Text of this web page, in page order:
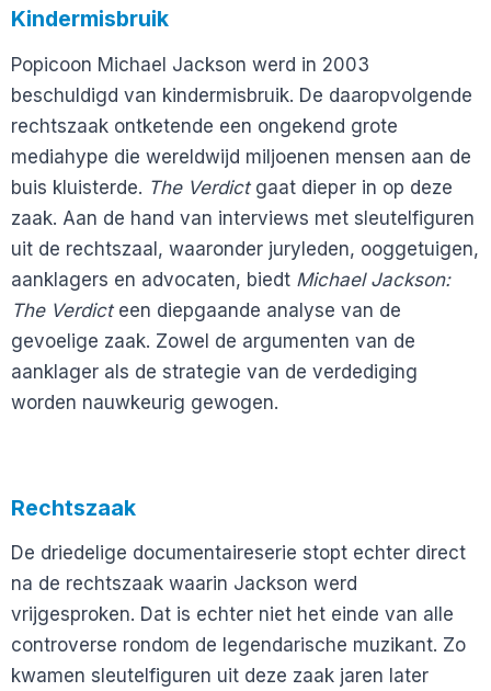
Kindermisbruik
Popicoon Michael Jackson werd in 2003
beschuldigd van kindermisbruik. De daaropvolgende
rechtszaak ontketende een ongekend grote
mediahype die wereldwijd miljoenen mensen aan de
buis kluisterde. The Verdictgaat dieper in op deze
zaak. Aan de hand van interviews met sleutelfiguren
uit de rechtszaal, waaronder juryleden, ooggetuigen,
aanklagers en advocaten, biedt Michael Jackson:
The Verdict een diepgaande analyse van de
gevoelige zaak. Zowel de argumenten van de
aanklager als de strategie van de verdediging
worden nauwkeurig gewogen.
Rechtszaak
De driedelige documentaireserie stopt echter direct
na de rechtszaak waarin Jackson werd
vrijgesproken. Dat is echter niet het einde van alle
controverse rondom de legendarische muzikant. Zo
kwamen sleutelfiguren uit deze zaak jaren later